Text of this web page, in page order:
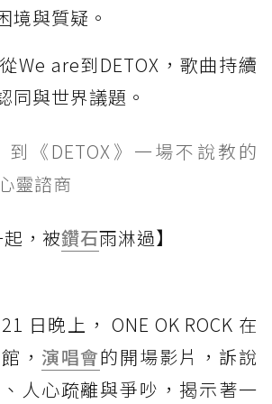
境與質疑。
從We are到DETOX，歌曲持續
同與世界議題。
到《DETOX》一場不說教的
靈諮商
起，被鑽石雨淋過】
日晚上， ONE OK ROCK 在
， 演唱會的開場影片，訴說
人心疏離與爭吵，揭示著一